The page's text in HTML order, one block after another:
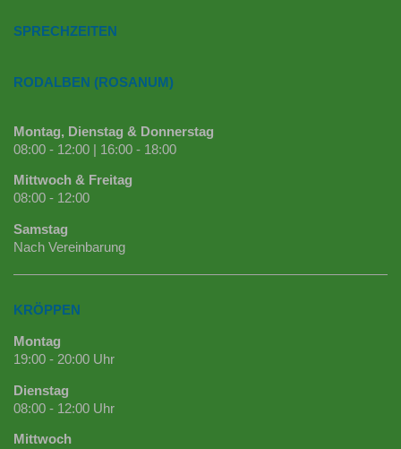
SPRECHZEITEN
RODALBEN (ROSANUM)
Montag, Dienstag & Donnerstag
08:00 - 12:00 | 16:00 - 18:00
Mittwoch & Freitag
08:00 - 12:00
Samstag
Nach Vereinbarung
KRÖPPEN
Montag
19:00 - 20:00 Uhr
Dienstag
08:00 - 12:00 Uhr
Mittwoch